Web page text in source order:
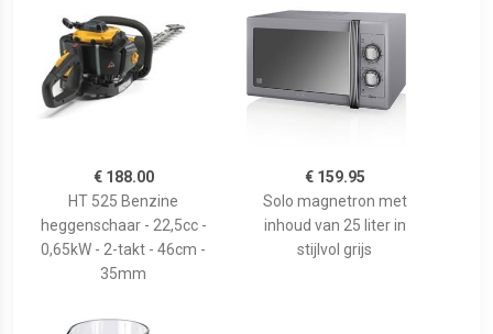
€ 188.00
HT 525 Benzine
heggenschaar - 22,5cc -
0,65kW - 2-takt - 46cm -
35mm
€ 159.95
Solo magnetron met
inhoud van 25 liter in
stijlvol grijs